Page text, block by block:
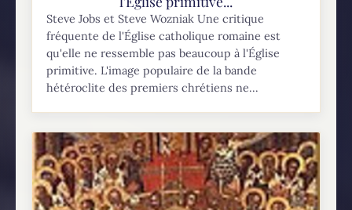
Steve Jobs et Steve Wozniak Une critique
fréquente de l'Église catholique romaine est
qu'elle ne ressemble pas beaucoup à l'Église
primitive. L'image populaire de la bande
hétéroclite des premiers chrétiens ne...